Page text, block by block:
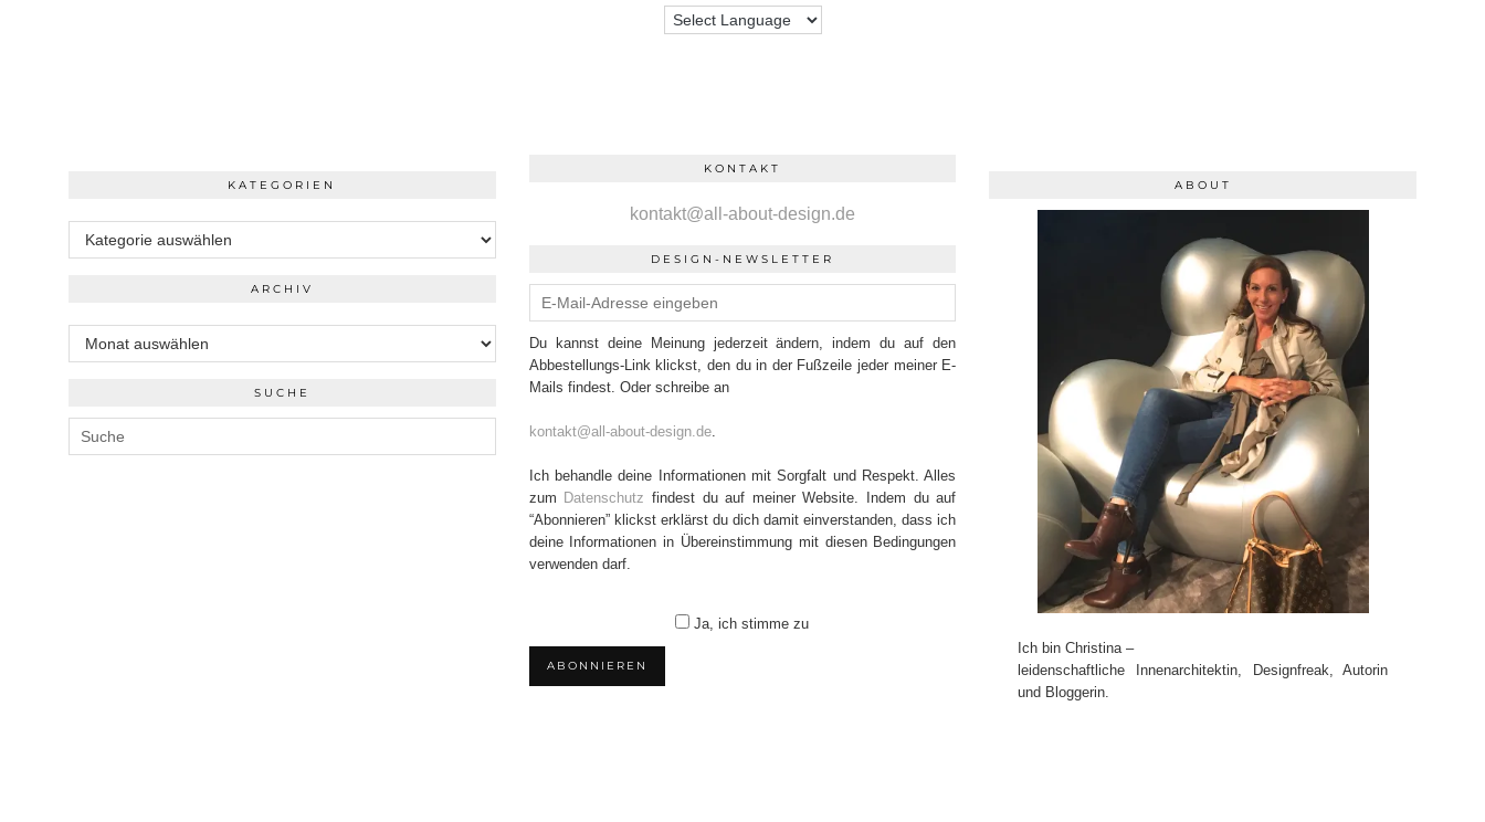
KATEGORIEN
Kategorien
ARCHIV
Archiv
SUCHE
KONTAKT
kontakt@all-about-design.de
DESIGN-NEWSLETTER
Du kannst deine Meinung jederzeit ändern, indem du auf den
Abbestellungs-Link klickst, den du in der Fußzeile jeder meiner E-
Mails findest. Oder schreibe an
kontakt@all-about-design.de.
Ich behandle deine Informationen mit Sorgfalt und Respekt. Alles
zum Datenschutz findest du auf meiner Website. Indem du auf
“Abonnieren” klickst erklärst du dich damit einverstanden, dass ich
deine Informationen in Übereinstimmung mit diesen Bedingungen
verwenden darf.
Ja, ich stimme zu
ABONNIEREN
ABOUT
Ich bin Christina –
leidenschaftliche Innenarchitektin, Designfreak, Autorin
und Bloggerin.